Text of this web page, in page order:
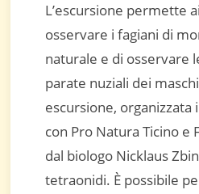
L’escursione permette
osservare i fagiani di
naturale e di osservare
parate nuziali dei
escursione, organizzata
con Pro Natura Ticino e
dal biologo Nicklaus
tetraonidi. È possibile